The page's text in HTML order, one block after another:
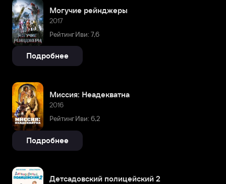
Могучие рейнджеры
2017
Рейтинг Иви: 7,6
Подробнее
Миссия: Неадекватна
2016
Рейтинг Иви: 6,2
Подробнее
Детсадовский полицейский 2